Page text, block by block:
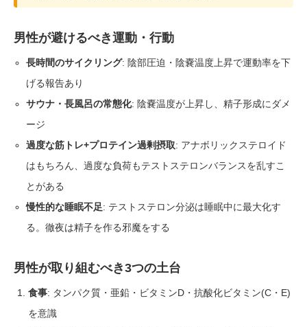
男性が避けるべき運動・行動
長時間のサイクリング: 陰部圧迫・陰嚢温度上昇で運動率を下
げる報告あり
サウナ・長風呂の常態化: 陰嚢温度が上昇し、精子形成にダメ
ージ
過度な筋トレ+プロテイン過剰摂取: アナボリックステロイド
はもちろん、過度な負荷もテストステロンバランスを乱すこ
とがある
慢性的な睡眠不足: テストステロン分泌は睡眠中に最大化す
る。徹夜は精子を作る邪魔をする
男性が取り組むべき3つの土台
食事: タンパク質・亜鉛・ビタミンD・抗酸化ビタミン(C・E)
を意識